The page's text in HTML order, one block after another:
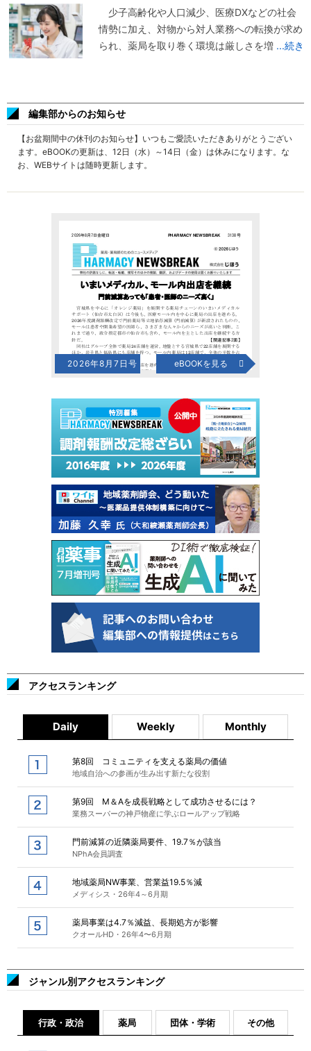
少子高齢化や人口減少、医療DXなどの社会
情勢に加え、対物から対人業務への転換が求め
られ、薬局を取り巻く環境は厳しさを増 ...続き
編集部からのお知らせ
【お盆期間中の休刊のお知らせ】いつもご愛読いただきありがとうござい
ます。eBOOKの更新は、12日（水）～14日（金）は休みになります。な
お、WEBサイトは随時更新します。
2026年8月7日号 eBOOKを見る
アクセスランキング
Daily Weekly Monthly
第8回 コミュニティを支える薬局の価値
地域自治への参画が生み出す新たな役割
第9回 M＆Aを成長戦略として成功させるには？
業務スーパーの神戸物産に学ぶロールアップ戦略
門前減算の近隣薬局要件、19.7％が該当
NPhA会員調査
地域薬局NW事業、営業益19.5％減
メディシス・26年4～6月期
薬局事業は4.7％減益、長期処方が影響
クオールHD・26年4〜6月期
ジャンル別アクセスランキング
行政・政治 薬局 団体・学術 その他